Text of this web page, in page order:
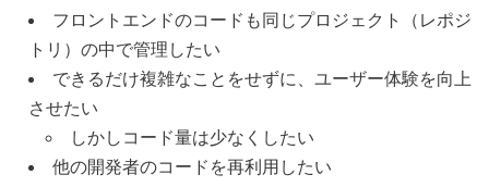
フロントエンドのコードも同じプロジェクト（レポジ
トリ）の中で管理したい
できるだけ複雑なことをせずに、ユーザー体験を向上
させたい
しかしコード量は少なくしたい
他の開発者のコードを再利用したい